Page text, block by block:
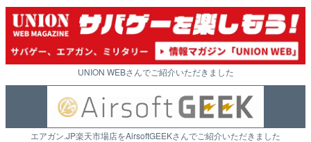
UNION WEBさんでご紹介いただきました
エアガン.JP楽天市場店をAirsoftGEEKさんでご紹介いただきました